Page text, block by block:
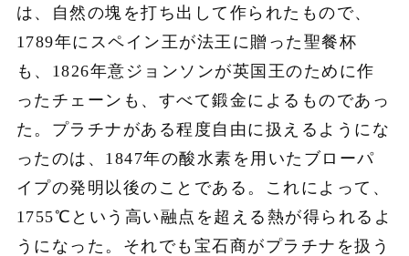
は、自然の塊を打ち出して作られたもので、
1789年にスペイン王が法王に贈った聖餐杯
も、1826年意ジョンソンが英国王のために作
ったチェーンも、すべて鍛金によるものであっ
た。プラチナがある程度自由に扱えるようにな
ったのは、1847年の酸水素を用いたブローパ
イプの発明以後のことである。これによって、
1755℃という高い融点を超える熱が得られるよ
うになった。それでも宝石商がプラチナを扱う